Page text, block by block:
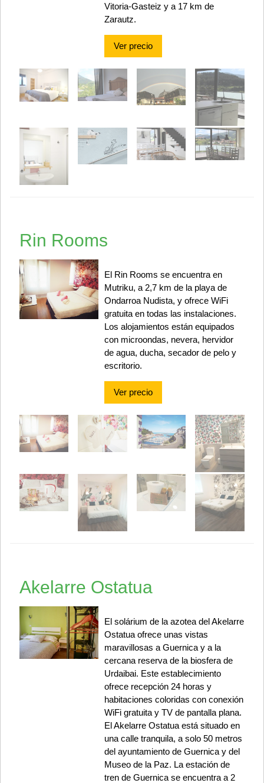
Vitoria-Gasteiz y a 17 km de
Zarautz.
Ver precio
Rin Rooms
El Rin Rooms se encuentra en
Mutriku, a 2,7 km de la playa de
Ondarroa Nudista, y ofrece WiFi
gratuita en todas las instalaciones.
Los alojamientos están equipados
con microondas, nevera, hervidor
de agua, ducha, secador de pelo y
escritorio.
Ver precio
Akelarre Ostatua
El solárium de la azotea del Akelarre
Ostatua ofrece unas vistas
maravillosas a Guernica y a la
cercana reserva de la biosfera de
Urdaibai. Este establecimiento
ofrece recepción 24 horas y
habitaciones coloridas con conexión
WiFi gratuita y TV de pantalla plana.
El Akelarre Ostatua está situado en
una calle tranquila, a solo 50 metros
del ayuntamiento de Guernica y del
Museo de la Paz. La estación de
tren de Guernica se encuentra a 2